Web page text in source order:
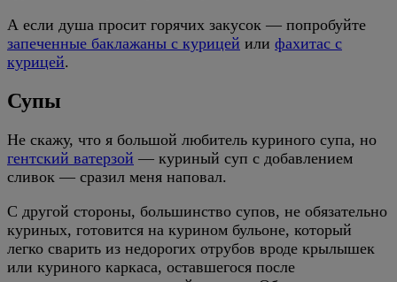
А если душа просит горячих закусок — попробуйте
запеченные баклажаны с курицей или фахитас с
курицей.
Супы
Не скажу, что я большой любитель куриного супа, но
гентский ватерзой — куриный суп с добавлением
сливок — сразил меня наповал.
С другой стороны, большинство супов, не обязательно
куриных, готовится на курином бульоне, который
легко сварить из недорогих отрубов вроде крылышек
или куриного каркаса, оставшегося после